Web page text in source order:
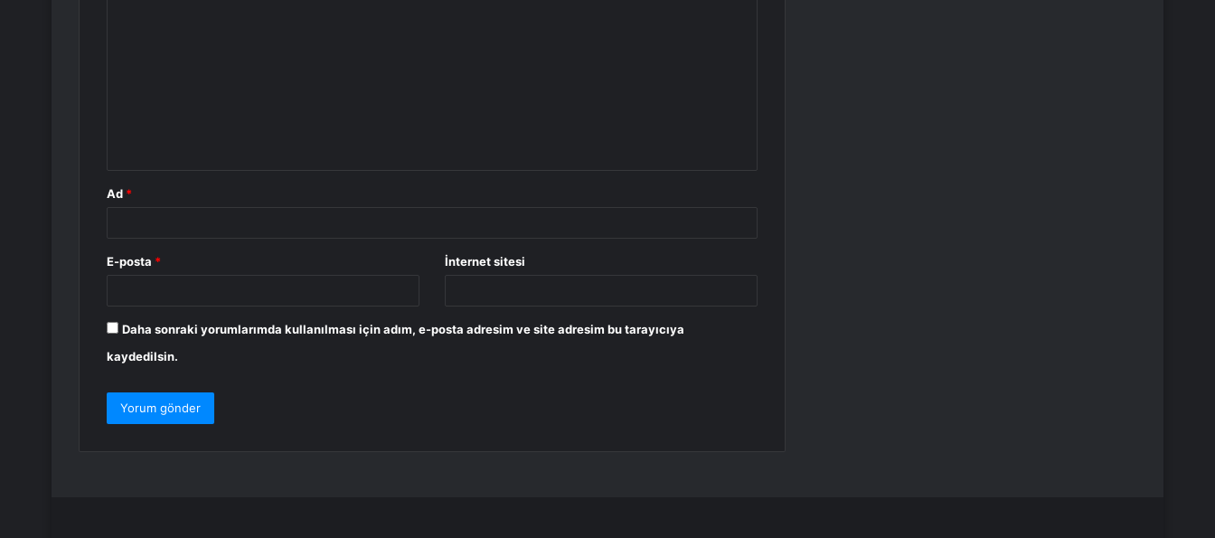
Ad *
E-posta * İnternet sitesi
Daha sonraki yorumlarımda kullanılması için adım, e-posta adresim ve site adresim bu tarayıcıya
kaydedilsin.